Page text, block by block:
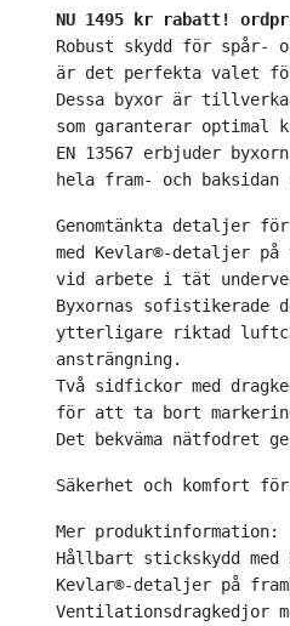
NU 1495 kr rabatt!
Robust skydd för spår-
är det perfekta valet
Dessa byxor är
som garanterar optimal
EN 13567 erbjuder
hela fram- och
Genomtänkta detaljer
med Kevlar®-detaljer
vid arbete i tät
Byxornas sofistikerade
ytterligare riktad
ansträngning.
Två sidfickor med
för att ta bort
Det bekväma nätfodret
Säkerhet och komfort
Mer produktinformation:
Hållbart stickskydd
Kevlar®-detaljer på
Ventilationsdragkedjor